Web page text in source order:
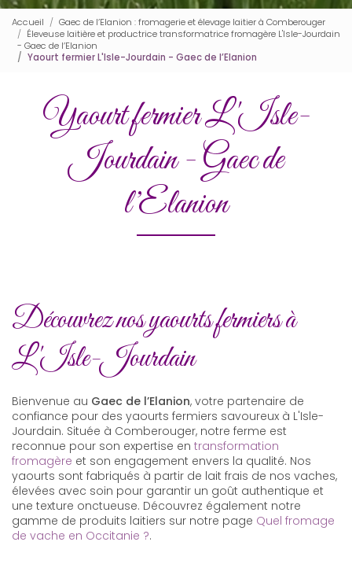
Accueil
Gaec de l’Elanion : fromagerie et élevage laitier à Comberouger
Éleveuse laitière et productrice transformatrice fromagère L'Isle-Jourdain
- Gaec de l’Elanion
Yaourt fermier L'Isle-Jourdain - Gaec de l’Elanion
Yaourt fermier L'Isle-
Jourdain - Gaec de
l’Elanion
Découvrez nos yaourts fermiers à
L'Isle-Jourdain
Bienvenue au Gaec de l’Elanion, votre partenaire de
confiance pour des yaourts fermiers savoureux à L'Isle-
Jourdain. Située à Comberouger, notre ferme est
reconnue pour son expertise en transformation
fromagère et son engagement envers la qualité. Nos
yaourts sont fabriqués à partir de lait frais de nos vaches,
élevées avec soin pour garantir un goût authentique et
une texture onctueuse. Découvrez également notre
gamme de produits laitiers sur notre page Quel fromage
de vache en Occitanie ?.